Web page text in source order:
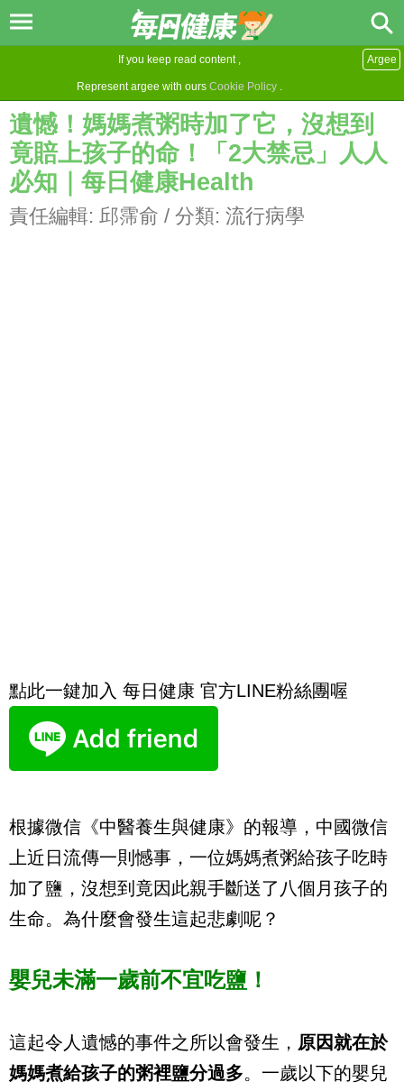
If you keep read content ,
Represent argee with ours Cookie Policy .
Argee
遺憾！媽媽煮粥時加了它，沒想到
竟賠上孩子的命！「2大禁忌」人人
必知｜每日健康Health
責任編輯: 邱霈俞 / 分類: 流行病學
點此一鍵加入 每日健康 官方LINE粉絲團喔
根據微信《中醫養生與健康》的報導，中國微信
上近日流傳一則憾事，一位媽媽煮粥給孩子吃時
加了鹽，沒想到竟因此親手斷送了八個月孩子的
生命。為什麼會發生這起悲劇呢？
嬰兒未滿一歲前不宜吃鹽！
這起令人遺憾的事件之所以會發生， 原因就在於
媽媽煮給孩子的粥裡鹽分過多。一歲以下的嬰兒